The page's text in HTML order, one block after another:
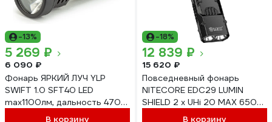
-13%
5 269 ₽
6 090 ₽
Фонарь ЯРКИЙ ЛУЧ YLP
SWIFT 1.0 SFT40 LED
max1100лм, дальность 470м,
5реж+строб, IPX8,
В корзину
-18%
12 839 ₽
15 620 ₽
Повседневный фонарь
NITECORE EDC29 LUMIN
SHIELD 2 x UHi 20 MAX 6500
люмен 400 метров 61 час
В корзину